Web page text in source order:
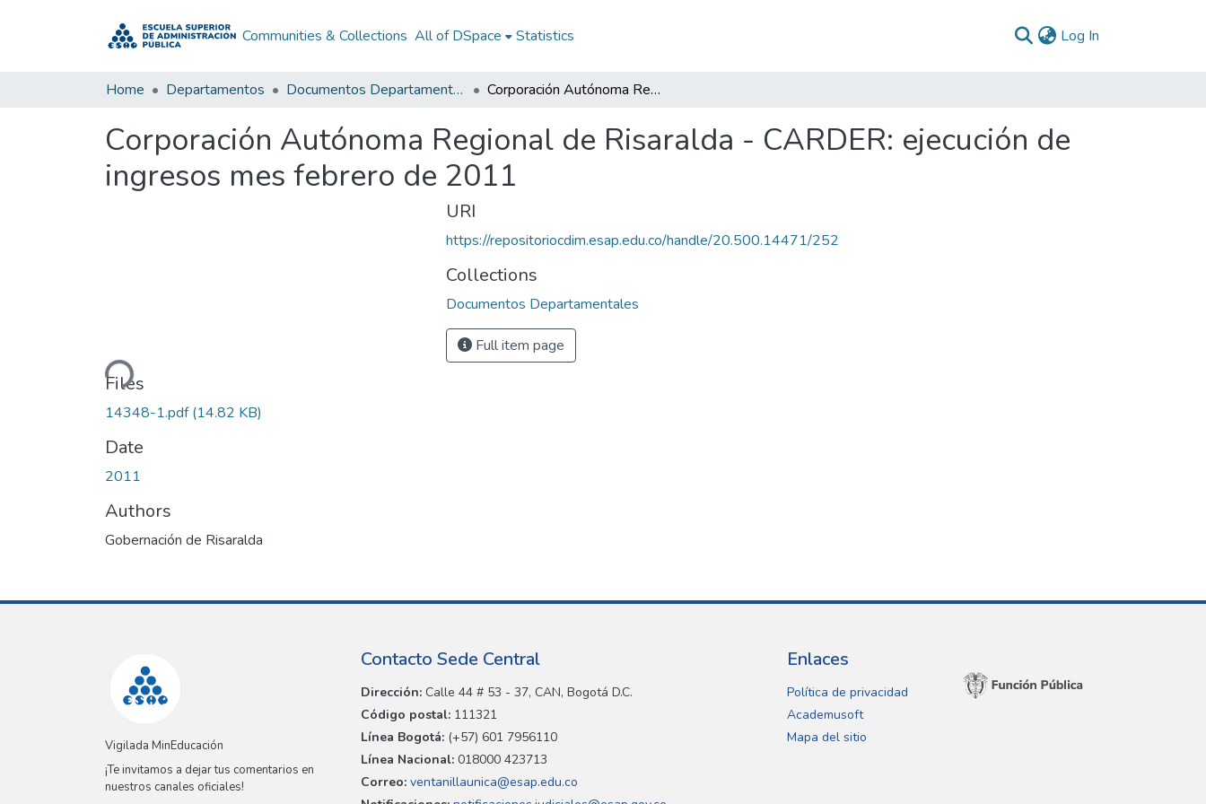
Communities & Collections All of DSpace Statistics Log In
Home Departamentos Documentos Departamentales Corporación Autónoma Regional de Risaralda - CARDER: ejecución de ingresos mes febrero de 2011
Corporación Autónoma Regional de Risaralda - CARDER: ejecución de
ingresos mes febrero de 2011
Loading...
Files
14348-1.pdf(14.82 KB)
Date
2011
Authors
Gobernación de Risaralda
URI
https://repositoriocdim.esap.edu.co/handle/20.500.14471/252
Collections
Documentos Departamentales
Full item page
Vigilada MinEducación
¡Te invitamos a dejar tus comentarios en
nuestros canales oficiales!
Contacto Sede Central
Dirección: Calle 44 # 53 - 37, CAN, Bogotá D.C.
Código postal: 111321
Línea Bogotá: (+57) 601 7956110
Línea Nacional: 018000 423713
Correo: ventanillaunica@esap.edu.co
Enlaces
Política de privacidad
Academusoft
Mapa del sitio